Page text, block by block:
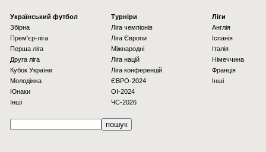
Українcький футбол
Збірна
Прем'єр-ліга
Перша ліга
Друга ліга
Кубок України
Молодіжка
Юнаки
Інші
Турніри
Ліга чемпіонів
Ліга Європи
Міжнародні
Ліга націй
Ліга конференцій
ЄВРО-2024
OI-2024
ЧС-2026
Ліги
Англія
Іспанія
Італія
Німеччина
Франція
Інші